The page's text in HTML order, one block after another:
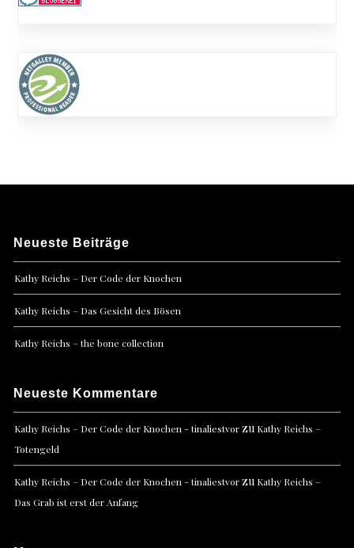
Neueste Beiträge
Kathy Reichs – Der Code der Knochen
Kathy Reichs – Das Gesicht des Bösen
Kathy Reichs – the bone collection
Neueste Kommentare
Kathy Reichs – Der Code der Knochen - tinaliestvorzu Kathy Reichs –
Totengeld
Kathy Reichs – Der Code der Knochen - tinaliestvorzu Kathy Reichs –
Das Grab ist erst der Anfang